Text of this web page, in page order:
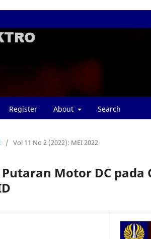
Register About Search
/ Vol 11 No 2 (2022): MEI 2022
Motor DC pada